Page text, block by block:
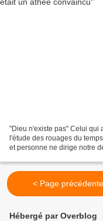
"Dieu n'existe pas" Celui qui
l'étude des rouages du
et personne ne dirige notre
< Page précédente
Hébergé par Overblog